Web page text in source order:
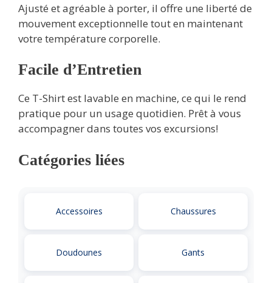
Ajusté et agréable à porter, il offre une liberté de
mouvement exceptionnelle tout en maintenant
votre température corporelle.
Facile d’Entretien
Ce T-Shirt est lavable en machine, ce qui le rend
pratique pour un usage quotidien. Prêt à vous
accompagner dans toutes vos excursions!
Catégories liées
Accessoires Chaussures
Doudounes Gants